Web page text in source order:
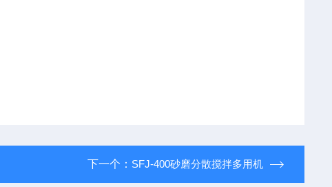
下一个： SFJ-400砂磨分散搅拌多用机